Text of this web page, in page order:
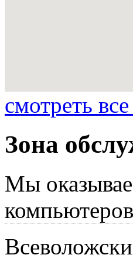
смотреть
Зона
Мы